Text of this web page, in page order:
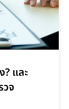
? และ
วจ